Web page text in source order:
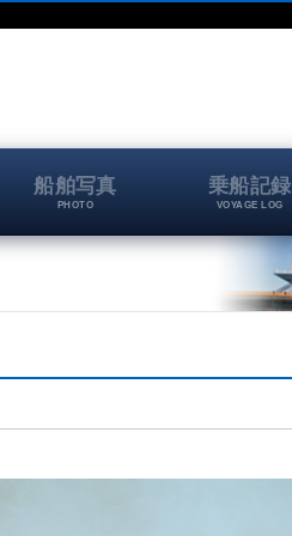
船舶写真
PHOTO
乗船記録
VOYAGE LOG